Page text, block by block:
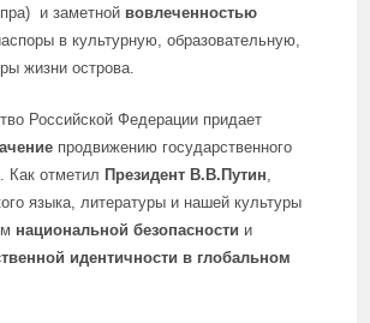
и заметной вовлеченностью
в культурную, образовательную,
жизни острова.
Российской Федерации придает
продвижению государственного
Как отметил Президент В.В.Путин,
языка, литературы и нашей культуры
национальной безопасности и
идентичности в глобальном